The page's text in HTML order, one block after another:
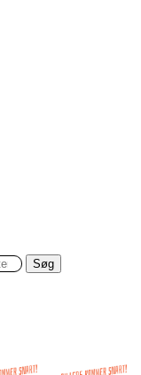
Søg